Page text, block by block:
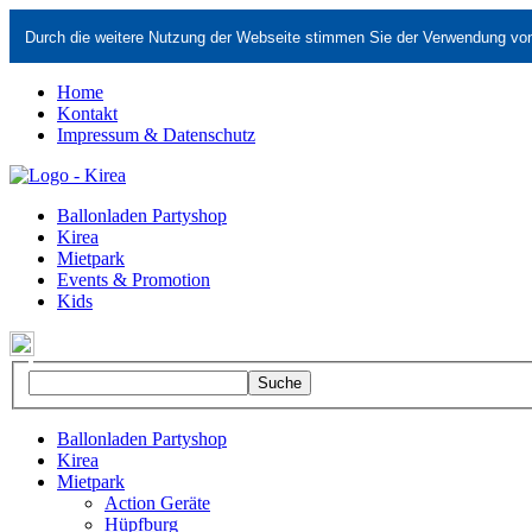
Durch die weitere Nutzung der Webseite stimmen Sie der Verwendung
Home
Kontakt
Impressum & Datenschutz
Ballonladen Partyshop
Kirea
Mietpark
Events & Promotion
Kids
Ballonladen Partyshop
Kirea
Mietpark
Action Geräte
Hüpfburg